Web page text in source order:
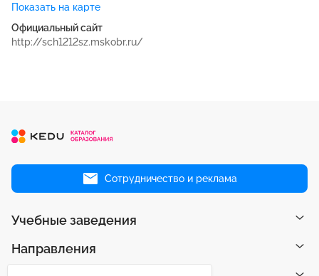
Показать на карте
Официальный сайт
http://sch1212sz.mskobr.ru/
Сотрудничество и реклама
Учебные заведения
Направления